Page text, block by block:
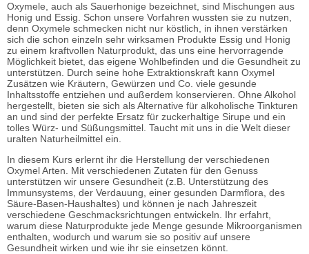
Oxymele, auch als Sauerhonige bezeichnet, sind Mischungen aus
Honig und Essig. Schon unsere Vorfahren wussten sie zu nutzen,
denn Oxymele schmecken nicht nur köstlich, in ihnen verstärken
sich die schon einzeln sehr wirksamen Produkte Essig und Honig
zu einem kraftvollen Naturprodukt, das uns eine hervorragende
Möglichkeit bietet, das eigene Wohlbefinden und die Gesundheit zu
unterstützen. Durch seine hohe Extraktionskraft kann Oxymel
Zusätzen wie Kräutern, Gewürzen und Co. viele gesunde
Inhaltsstoffe entziehen und außerdem konservieren. Ohne Alkohol
hergestellt, bieten sie sich als Alternative für alkoholische Tinkturen
an und sind der perfekte Ersatz für zuckerhaltige Sirupe und ein
tolles Würz- und Süßungsmittel. Taucht mit uns in die Welt dieser
uralten Naturheilmittel ein.
In diesem Kurs erlernt ihr die Herstellung der verschiedenen
Oxymel Arten. Mit verschiedenen Zutaten für den Genuss
unterstützen wir unsere Gesundheit (z.B. Unterstützung des
Immunsystems, der Verdauung, einer gesunden Darmflora, des
Säure-Basen-Haushaltes) und können je nach Jahreszeit
verschiedene Geschmacksrichtungen entwickeln. Ihr erfahrt,
warum diese Naturprodukte jede Menge gesunde Mikroorganismen
enthalten, wodurch und warum sie so positiv auf unsere
Gesundheit wirken und wie ihr sie einsetzen könnt.